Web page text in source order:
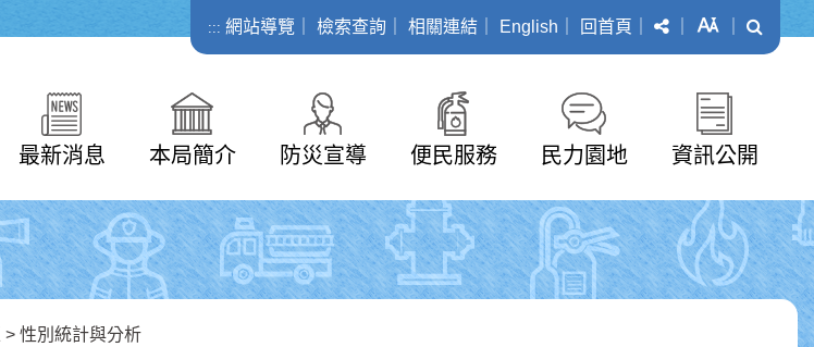
::: 網站導覽 檢索查詢 相關連結 English 回首頁 分享 字級
最新消息 本局簡介 防災宣導 便民服務 民力園地 資訊公開
> 性別統計與分析